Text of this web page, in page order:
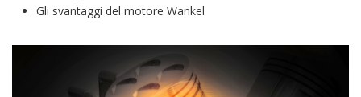
Gli svantaggi del motore Wankel